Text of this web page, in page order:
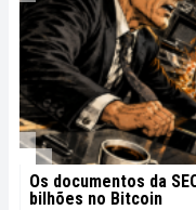
Os documentos da
bilhões no Bitcoin